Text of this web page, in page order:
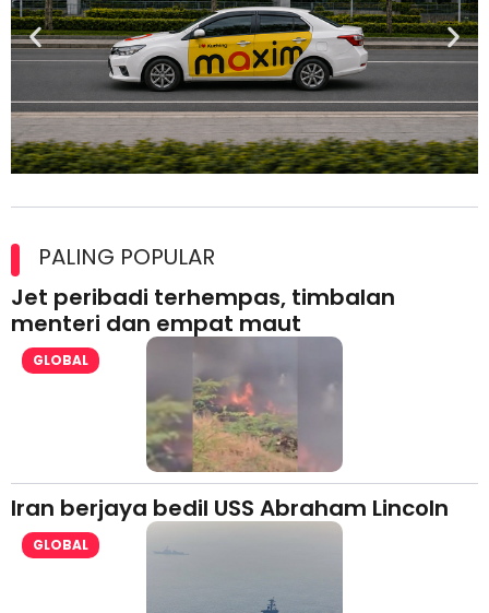
lesen separuh pertama 2026
PALING POPULAR
Jet peribadi terhempas, timbalan
menteri dan empat maut
GLOBAL
Iran berjaya bedil USS Abraham Lincoln
GLOBAL